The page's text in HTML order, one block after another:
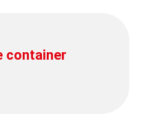
container